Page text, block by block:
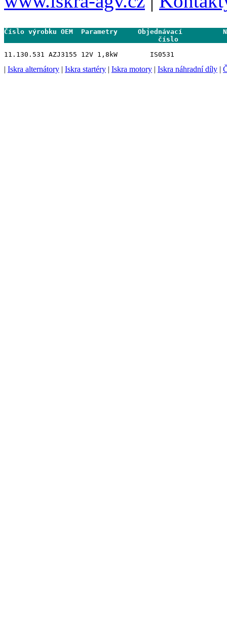
Číslo výrobku OEM  Parametry
| Iskra alternátory | Iskra startéry | Iskra motory | Iskra náhradní díly |